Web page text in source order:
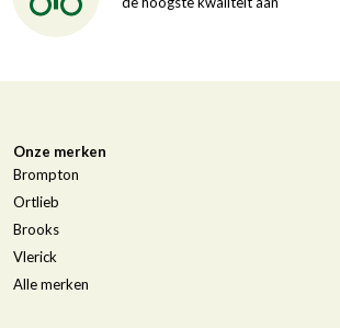
Onze merken
Brompton
Ortlieb
Brooks
Vlerick
Alle merken